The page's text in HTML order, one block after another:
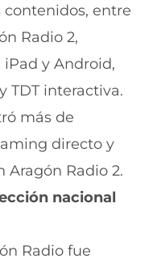
contenidos, entre
Radio 2,
y Android,
TDT interactiva.
más de
directo y
Aragón Radio 2.
nacional
Radio fue